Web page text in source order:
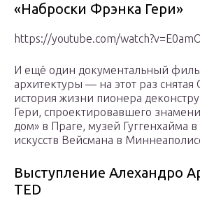
«Наброски Фрэнка Гери»
https://youtube.com/
И ещё один документальный
архитектуры — на этот раз
история жизни пионера
Гери, спроектировавшего
дом» в Праге, музей Гуггенхайма
искусств Вейсмана в
Выступление Алехандро
TED